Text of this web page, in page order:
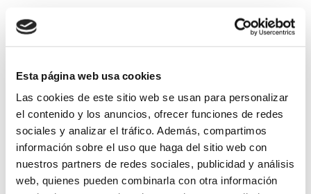
Esta página web usa cookies
Las cookies de este sitio web se usan para personalizar
el contenido y los anuncios, ofrecer funciones de redes
sociales y analizar el tráfico. Además, compartimos
información sobre el uso que haga del sitio web con
nuestros partners de redes sociales, publicidad y análisis
web, quienes pueden combinarla con otra información
CONTRATO DE
SUMINISTROS PARA
RENOVACIÓN DE
LICENCIAS DE
APLICACIONES DE LAS